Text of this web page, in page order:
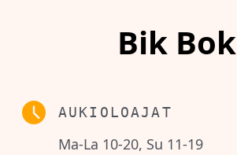
Bik Bok
AUKIOLOAJAT
Ma-La 10-20, Su 11-19